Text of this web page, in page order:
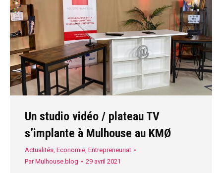
Un studio vidéo / plateau TV
s’implante à Mulhouse au KMØ
Actualités, Economie, Entrepreneuriat
ParMulhouse.blog 29 avril 2021